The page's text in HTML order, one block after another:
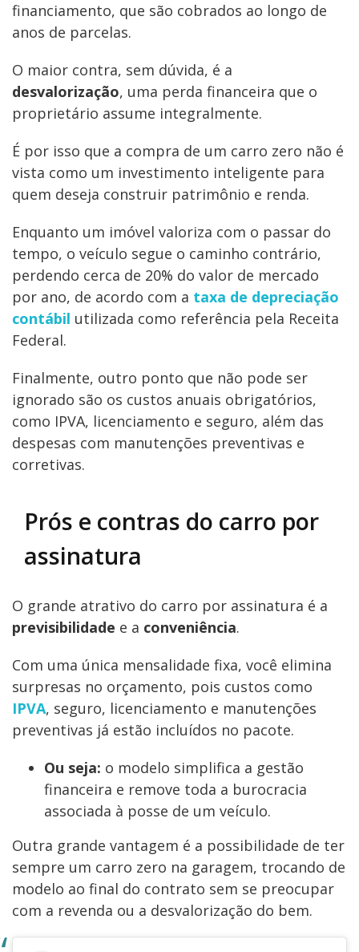
financiamento, que são cobrados ao longo de
anos de parcelas.
O maior contra, sem dúvida, é a
desvalorização, uma perda financeira que o
proprietário assume integralmente.
É por isso que a compra de um carro zero não é
vista como um investimento inteligente para
quem deseja construir patrimônio e renda.
Enquanto um imóvel valoriza com o passar do
tempo, o veículo segue o caminho contrário,
perdendo cerca de 20% do valor de mercado
por ano, de acordo com a taxa de depreciação
contábil utilizada como referência pela Receita
Federal.
Finalmente, outro ponto que não pode ser
ignorado são os custos anuais obrigatórios,
como IPVA, licenciamento e seguro, além das
despesas com manutenções preventivas e
corretivas.
Prós e contras do carro por
assinatura
O grande atrativo do carro por assinatura é a
previsibilidade e a conveniência.
Com uma única mensalidade fixa, você elimina
surpresas no orçamento, pois custos como
IPVA, seguro, licenciamento e manutenções
preventivas já estão incluídos no pacote.
Ou seja: o modelo simplifica a gestão
financeira e remove toda a burocracia
associada à posse de um veículo.
Outra grande vantagem é a possibilidade de ter
sempre um carro zero na garagem, trocando de
modelo ao final do contrato sem se preocupar
com a revenda ou a desvalorização do bem.